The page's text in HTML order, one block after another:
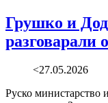
Грушко и
разговарали
<27.05.2026
Руско министарство